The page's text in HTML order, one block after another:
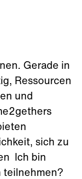
Gerade in
Ressourcen
und
sich zu
Ich bin
teilnehmen?